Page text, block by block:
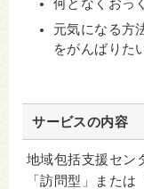
何となくおっ
元気になる方
をがんばりた
サービスの内容
地域包括支援セン
「訪問型」また